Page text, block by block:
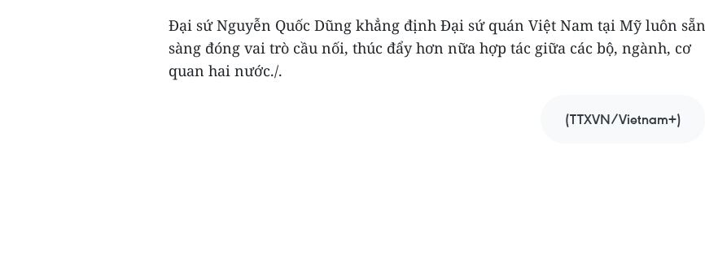
Đại sứ Nguyễn Quốc Dũng khẳng định Đại sứ quán Việt Nam tại Mỹ luôn sẵn
sàng đóng vai trò cầu nối, thúc đẩy hơn nữa hợp tác giữa các bộ, ngành, cơ
quan hai nước./.
(TTXVN/Vietnam+)